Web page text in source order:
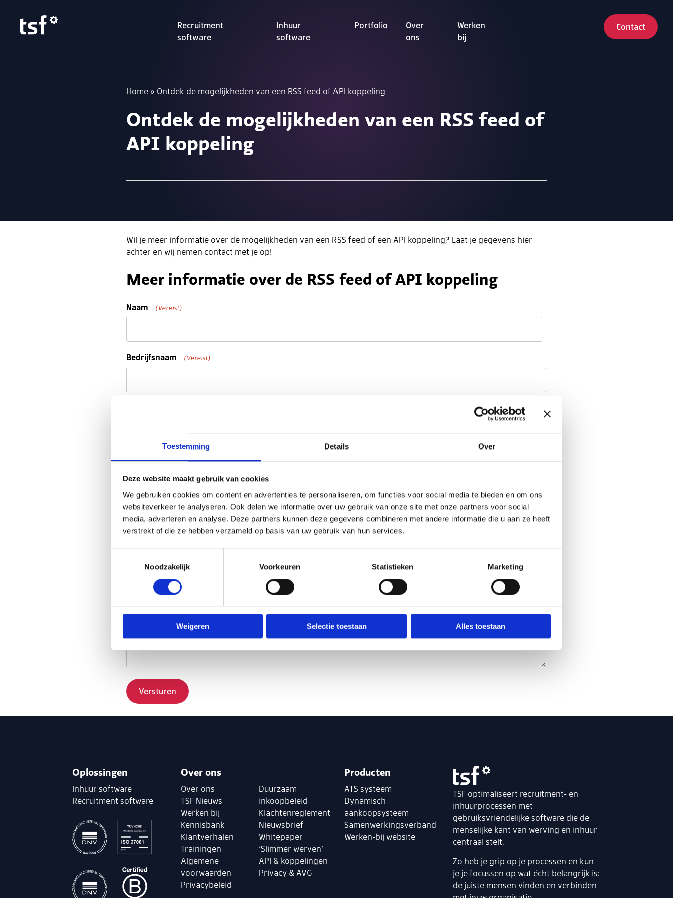
Toestemming Details Over
Deze website maakt gebruik van cookies
We gebruiken cookies om content en advertenties te personaliseren, om functies voor social media te bieden en om ons
websiteverkeer te analyseren. Ook delen we informatie over uw gebruik van onze site met onze partners voor social
media, adverteren en analyse. Deze partners kunnen deze gegevens combineren met andere informatie die u aan ze heeft
verstrekt of die ze hebben verzameld op basis van uw gebruik van hun services.
Noodzakelijk
Voorkeuren Statistieken Marketing
Weigeren Selectie toestaan Alles toestaan
Recruitment
software
Inhuur
software
Portfolio
Over
ons
Werken
bij
Contact
Home » Ontdek de mogelijkheden van een RSS feed of API koppeling
Ontdek de mogelijkheden van een RSS feed of
API koppeling
Wil je meer informatie over de mogelijkheden van een RSS feed of een API koppeling? Laat je gegevens hier
achter en wij nemen contact met je op!
Meer informatie over de RSS feed of API koppeling
Naam (Vereist)
Bedrijfsnaam (Vereist)
E-mailadres (Vereist)
Titel bericht
Oplossingen
Inhuur software
Recruitment software
Over ons
Over ons
TSF Nieuws
Werken bij
Kennisbank
Klantverhalen
Trainingen
Algemene
voorwaarden
Privacybeleid
Duurzaam
inkoopbeleid
Klachtenreglement
Nieuwsbrief
Whitepaper
‘Slimmer werven’
API & koppelingen
Privacy & AVG
Producten
ATS systeem
Dynamisch
aankoopsysteem
Samenwerkingsverband
Werken-bij website
TSF optimaliseert recruitment- en
inhuurprocessen met
gebruiksvriendelijke software die de
menselijke kant van werving en inhuur
centraal stelt.
Zo heb je grip op je processen en kun
je je focussen op wat écht belangrijk is:
de juiste mensen vinden en verbinden